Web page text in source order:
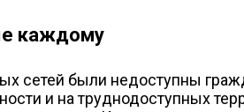
каждому
сетей были недоступны
и на труднодоступных